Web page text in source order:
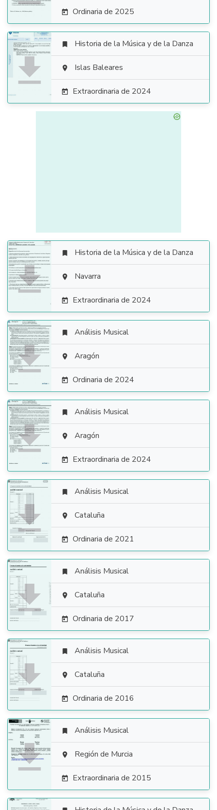
 Ordinaria de 2025

 Historia de la Música y de la Danza
 Islas Baleares
 Extraordinaria de 2024

 Historia de la Música y de la Danza
 Navarra
 Extraordinaria de 2024

 Análisis Musical
 Aragón
 Ordinaria de 2024

 Análisis Musical
 Aragón
 Extraordinaria de 2024

 Análisis Musical
 Cataluña
 Ordinaria de 2021

 Análisis Musical
 Cataluña
 Ordinaria de 2017

 Análisis Musical
 Cataluña
 Ordinaria de 2016

 Análisis Musical
 Región de Murcia
 Extraordinaria de 2015